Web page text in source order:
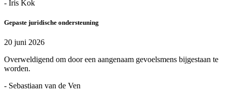
- Iris Kok
Gepaste juridische ondersteuning
20 juni 2026
Overweldigend om door een aangenaam gevoelsmens bijgestaan te
worden.
- Sebastiaan van de Ven